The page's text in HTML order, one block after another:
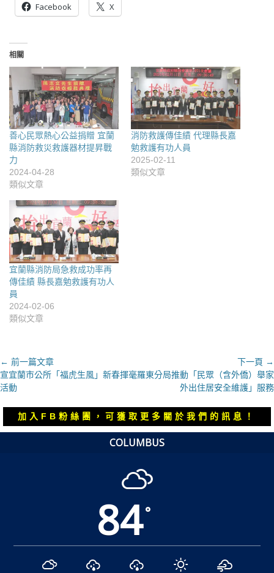
Facebook X
相關
善心民眾熱心公益捐贈 宜蘭
縣消防救災救護器材提昇戰
力
2024-04-28
類似文章
消防救護傳佳績 代理縣長嘉
勉救護有功人員
2025-02-11
類似文章
宜蘭縣消防局急救成功率再
傳佳績 縣長嘉勉救護有功人
員
2024-02-06
類似文章
文
章
導
覽
← 前一篇文章
上
一
章：
宣宜蘭市公所「福虎生風」新春揮毫
活動
下一頁 →
下
文
章：
羅東分局推動「民眾（含外僑）舉家
外出住居安全維護」服務
加入FB粉絲團，可獲取更多關於我們的訊息！
COLUMBUS
84°